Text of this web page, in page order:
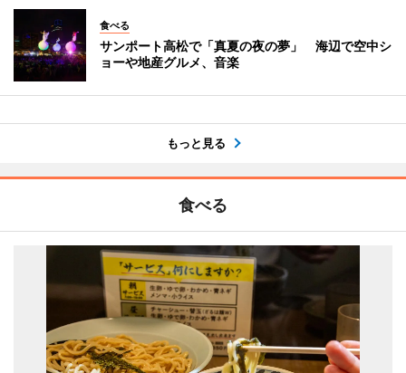
食べる
サンポート高松で「真夏の夜の夢」 海辺で空中シ
ョーや地産グルメ、音楽
もっと見る
食べる